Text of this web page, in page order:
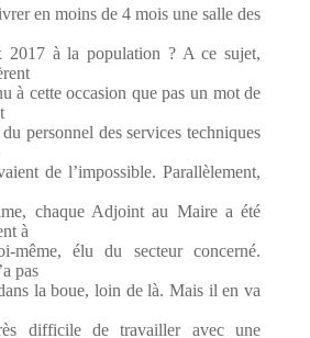
en moins de 4 mois une salle des
à la population ? A ce sujet,
à cette occasion que pas un mot de
personnel des services techniques
de l’impossible. Parallèlement,
chaque Adjoint au Maire a été
à
même, élu du secteur concerné.
pas
la boue, loin de là. Mais il en va
difficile de travailler avec une